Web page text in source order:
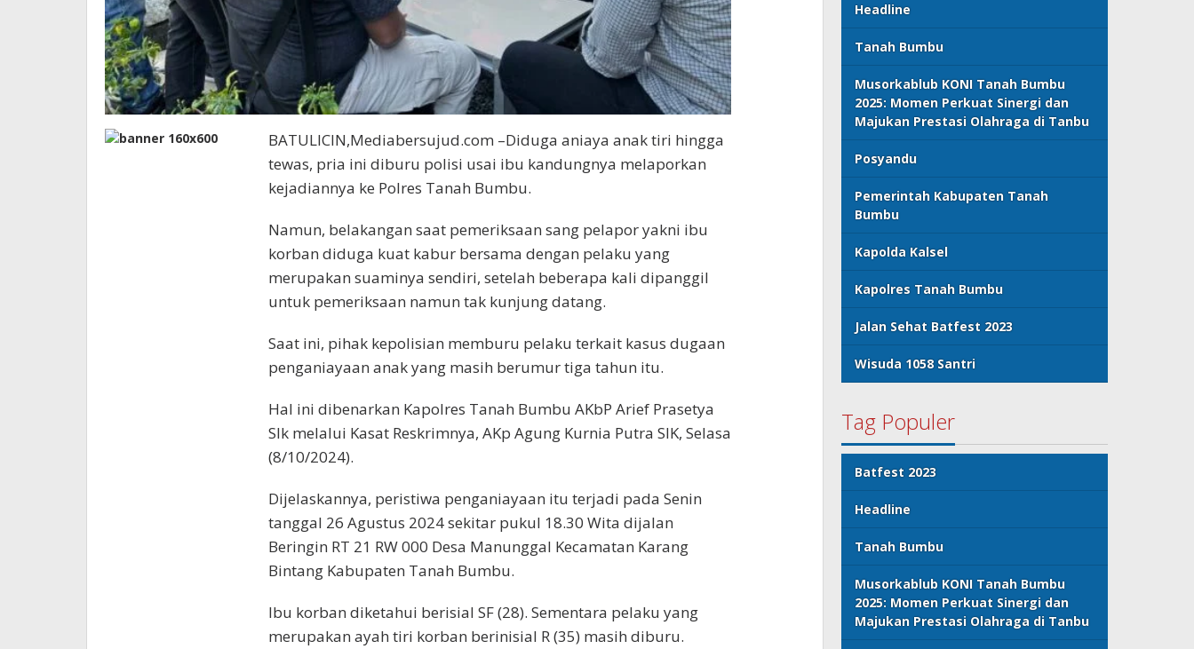
BATULICIN,Mediabersujud.com –Diduga aniaya anak tiri hingga
tewas, pria ini diburu polisi usai ibu kandungnya melaporkan
kejadiannya ke Polres Tanah Bumbu.
Namun, belakangan saat pemeriksaan sang pelapor yakni ibu
korban diduga kuat kabur bersama dengan pelaku yang
merupakan suaminya sendiri, setelah beberapa kali dipanggil
untuk pemeriksaan namun tak kunjung datang.
Saat ini, pihak kepolisian memburu pelaku terkait kasus dugaan
penganiayaan anak yang masih berumur tiga tahun itu.
Hal ini dibenarkan Kapolres Tanah Bumbu AKbP Arief Prasetya
SIk melalui Kasat Reskrimnya, AKp Agung Kurnia Putra SIK, Selasa
(8/10/2024).
Dijelaskannya, peristiwa penganiayaan itu terjadi pada Senin
tanggal 26 Agustus 2024 sekitar pukul 18.30 Wita dijalan
Beringin RT 21 RW 000 Desa Manunggal Kecamatan Karang
Bintang Kabupaten Tanah Bumbu.
Ibu korban diketahui berisial SF (28). Sementara pelaku yang
merupakan ayah tiri korban berinisial R (35) masih diburu.
Headline
Tanah Bumbu
Musorkablub KONI Tanah Bumbu
2025: Momen Perkuat Sinergi dan
Majukan Prestasi Olahraga di Tanbu
Posyandu
Pemerintah Kabupaten Tanah
Bumbu
Kapolda Kalsel
Kapolres Tanah Bumbu
Jalan Sehat Batfest 2023
Wisuda 1058 Santri
Tag Populer
Batfest 2023
Headline
Tanah Bumbu
Musorkablub KONI Tanah Bumbu
2025: Momen Perkuat Sinergi dan
Majukan Prestasi Olahraga di Tanbu